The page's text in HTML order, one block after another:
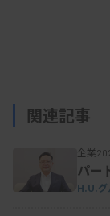
資料はこちら
関連記事
企業
パー
H.U.グ